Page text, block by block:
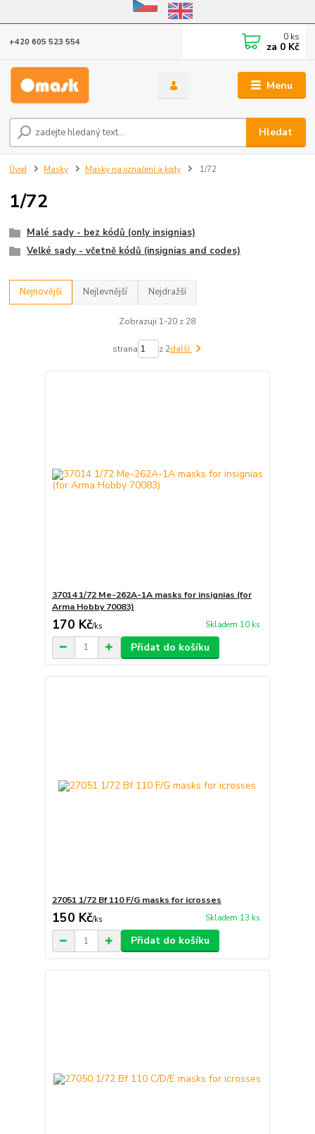
Eshop v provozu do 31.10.2026
Menu
Hledat
+420 605 523 554 0 ks
za 0 Kč
Úvod Masky Masky na označení a kódy 1/72
1/72
Malé sady - bez kódů (only insignias)
Velké sady - včetně kódů (insignias and codes)
Nejnovější Nejlevnější Nejdražší
Zobrazuji 1-20 z 28
strana z 2další
37014 1/72 Me-262A-1A masks for insignias (for
Arma Hobby 70083)
170 Kč/ks Skladem 10 ks
Přidat do košíku
27051 1/72 Bf 110 F/G masks for icrosses
150 Kč/ks Skladem 13 ks
Přidat do košíku